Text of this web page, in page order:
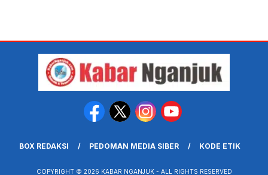
BOX REDAKSI PEDOMAN MEDIA SIBER KODE ETIK
COPYRIGHT © 2026 KABAR NGANJUK - ALL RIGHTS RESERVED